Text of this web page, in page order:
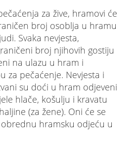
za žive, hramovi će
broj osoblja u hramu
Svaka nevjesta,
broj njihovih gostiju
na ulazu u hram i
za pečaćenje. Nevjesta i
su doći u hram odjeveni
hlače, košulju i kravatu
(za žene). Oni će se
hramsku odjeću u